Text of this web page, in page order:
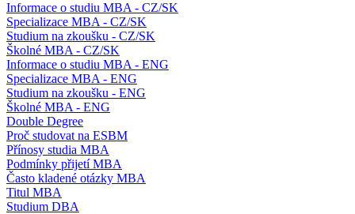
Informace o studiu MBA - CZ/SK
Specializace MBA - CZ/SK
Studium na zkoušku - CZ/SK
Školné MBA - CZ/SK
Informace o studiu MBA - ENG
Specializace MBA - ENG
Studium na zkoušku - ENG
Školné MBA - ENG
Double Degree
Proč studovat na ESBM
Přínosy studia MBA
Podmínky přijetí MBA
Často kladené otázky MBA
Titul MBA
Studium DBA